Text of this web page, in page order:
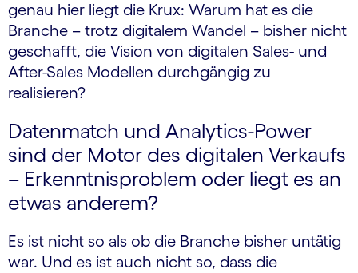
genau hier liegt die Krux: Warum hat es die
Branche – trotz digitalem Wandel – bisher nicht
geschafft, die Vision von digitalen Sales- und
After-Sales Modellen durchgängig zu
realisieren?
Datenmatch und Analytics-Power
sind der Motor des digitalen Verkaufs
– Erkenntnisproblem oder liegt es an
etwas anderem?
Es ist nicht so als ob die Branche bisher untätig
war. Und es ist auch nicht so, dass die